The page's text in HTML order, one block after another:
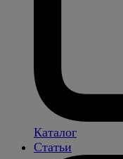
Каталог
Статьи